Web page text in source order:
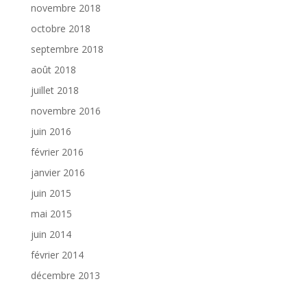
novembre 2018
octobre 2018
septembre 2018
août 2018
juillet 2018
novembre 2016
juin 2016
février 2016
janvier 2016
juin 2015
mai 2015
juin 2014
février 2014
décembre 2013